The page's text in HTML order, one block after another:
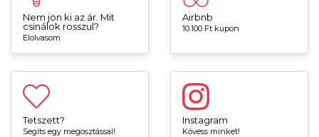
Nem jön ki az ár. Mit
csinálok rosszul?
Elolvasom
Airbnb
10.100 Ft kupon
Tetszett?
Segíts egy megosztással!
Instagram
Kövess minket!